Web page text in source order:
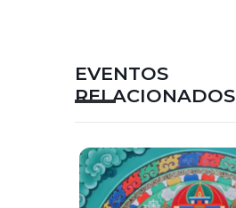
EVENTOS
RELACIONADOS